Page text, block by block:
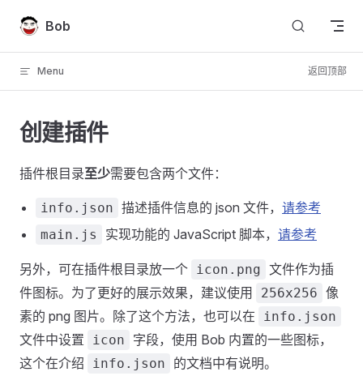
Skip to content
Bob
Menu 返回顶部
创建插件
插件根目录至少需要包含两个文件：
info.json 描述插件信息的 json 文件， 请参考
main.js 实现功能的 JavaScript 脚本， 请参考
另外，可在插件根目录放一个 icon.png 文件作为插
件图标。为了更好的展示效果，建议使用
256x256 像
素的 png 图片。除了这个方法，也可以在
info.json
文件中设置 icon
字段，使用 Bob 内置的一些图标，
这个在介绍
info.json 的文档中有说明。